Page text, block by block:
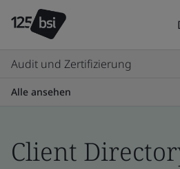
Audit und Zertifizierung
Alle ansehen
Client